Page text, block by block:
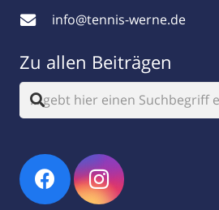
info@tennis-werne.de
Zu allen Beiträgen